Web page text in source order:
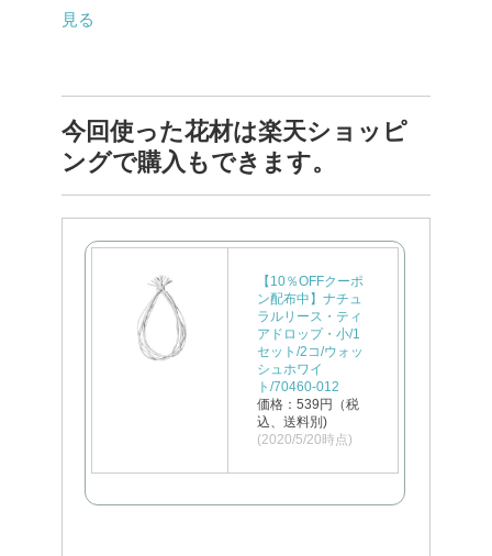
見る
今回使った花材は楽天ショッピ
ングで購入もできます。
【10％OFFクーポ
ン配布中】ナチュ
ラルリース・ティ
アドロップ・小/1
セット/2コ/ウォッ
シュホワイ
ト/70460-012
価格：539円（税
込、送料別)
(2020/5/20時点)